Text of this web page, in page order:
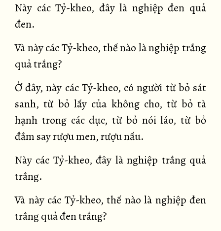
Này các Tỷ-kheo, đây là nghiệp đen quả
đen.
Và này các Tỷ-kheo, thế nào là nghiệp trắng
quả trắng?
Ở đây, này các Tỷ-kheo, có người từ bỏ sát
sanh, từ bỏ lấy của không cho, từ bỏ tà
hạnh trong các dục, từ bỏ nói láo, từ bỏ
đắm say rượu men, rượu nấu.
Này các Tỷ-kheo, đây là nghiệp trắng quả
trắng.
Và này các Tỷ-kheo, thế nào là nghiệp đen
trắng quả đen trắng?